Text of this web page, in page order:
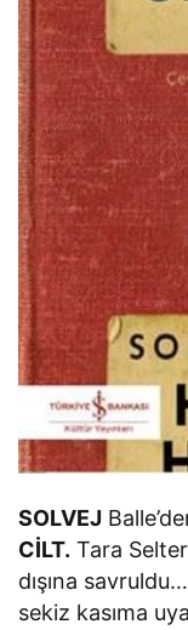
SOLVEJ
CİLT. Tara
dışına
sekiz kasıma